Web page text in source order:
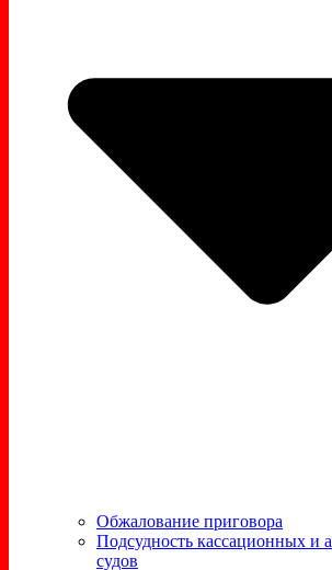
Обжалование приговора
Подсудность кассационных и
судов